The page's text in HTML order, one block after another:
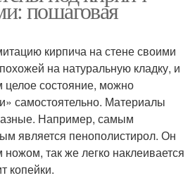
пошаговая
кирпича на стене своими
на натуральную кладку, и
целое состояние, можно
самостоятельно. Материалы
Например, самым
является пенополистирол. Он
так же легко наклеивается
копейки.